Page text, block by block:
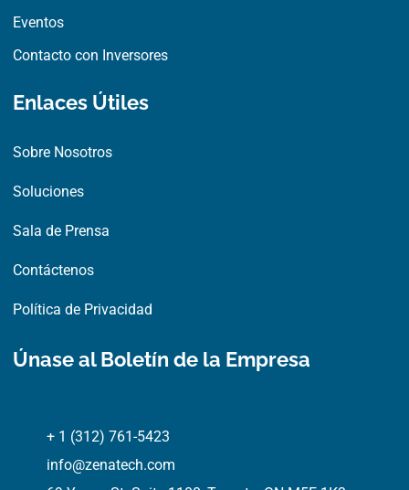
Eventos
Contacto con Inversores
Enlaces Útiles
Sobre Nosotros
Soluciones
Sala de Prensa
Contáctenos
Política de Privacidad
Únase al Boletín de la Empresa
+ 1 (312) 761-5423
info@zenatech.com